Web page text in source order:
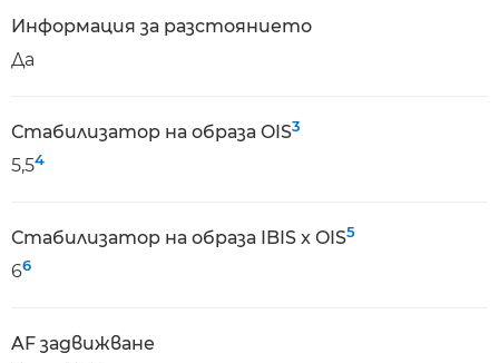
Информация за разстоянието
Да
Стабилизатор на образа OIS3
5,54
Стабилизатор на образа IBIS x OIS5
66
AF задвижване